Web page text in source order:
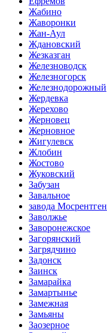
Жабино
Жаворонки
Жан-Аул
Ждановский
Жезказган
Железноводск
Железногорск
Железнодорожный
Жердевка
Жерехово
Жерновец
Жерновное
Жигулевск
Жлобин
Жостово
Жуковский
Забузан
Завальное
завода Мосрентген
Заволжье
Заворонежское
Загорянский
Загрядчино
Задонск
Заинск
Замарайка
Замартынье
Замежная
Замьяны
Заозерное